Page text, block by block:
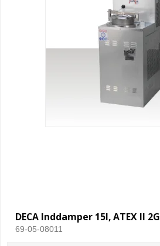
DECA Inddamper 15l, ATEX II 2G
69-05-08011